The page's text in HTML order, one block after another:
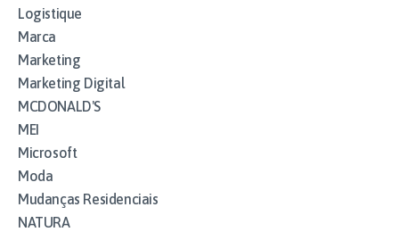
Logistique
Marca
Marketing
Marketing Digital
MCDONALD'S
MEI
Microsoft
Moda
Mudanças Residenciais
NATURA